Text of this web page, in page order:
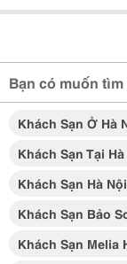
Bạn có muốn
Khách Sạn Ở Hà
Khách Sạn Tại
Khách Sạn Hà
Khách Sạn Bảo
Khách Sạn Melia